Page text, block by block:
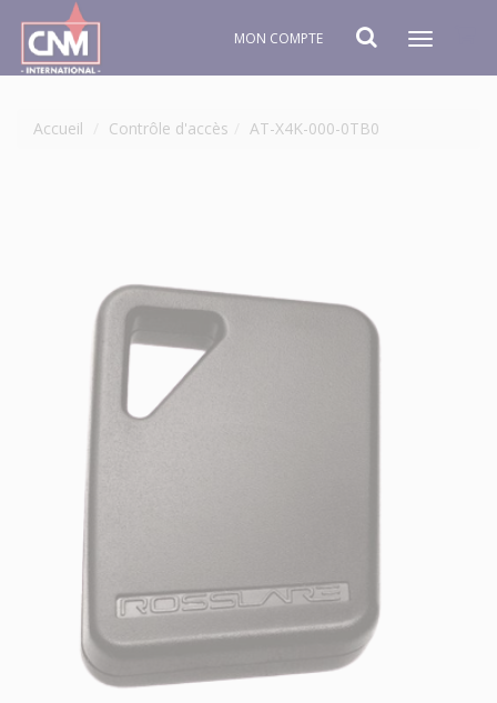
MON COMPTE
Toggle
Accueil Contrôle d'accès AT-X4K-000-0TB0